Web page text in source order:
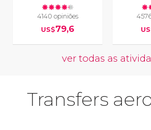
4140 opiniões
US$79,6
ver todas as
Transfers